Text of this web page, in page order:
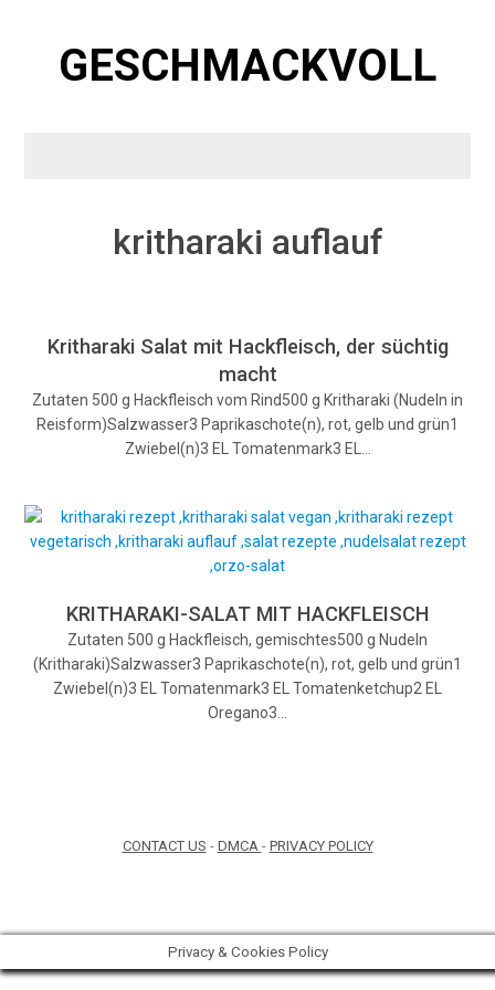
GESCHMACKVOLL
kritharaki auflauf
Kritharaki Salat mit Hackfleisch, der süchtig
macht
Zutaten 500 g Hackfleisch vom Rind500 g Kritharaki (Nudeln in
Reisform)Salzwasser3 Paprikaschote(n), rot, gelb und grün1
Zwiebel(n)3 EL Tomatenmark3 EL…
KRITHARAKI-SALAT MIT HACKFLEISCH
Zutaten 500 g Hackfleisch, gemischtes500 g Nudeln
(Kritharaki)Salzwasser3 Paprikaschote(n), rot, gelb und grün1
Zwiebel(n)3 EL Tomatenmark3 EL Tomatenketchup2 EL
Oregano3…
CONTACT US - DMCA - PRIVACY POLICY
Privacy & Cookies Policy